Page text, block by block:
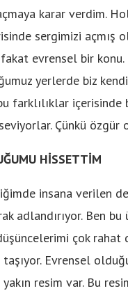
karar verdim.
sergimizi açmış
evrensel bir
yerlerde biz
farklılıklar
Çünkü özgür
HİSSETTİM
insana verilen
adlandırıyor. Ben
çok
Evrensel
resim var. Bu